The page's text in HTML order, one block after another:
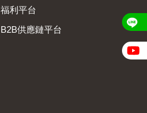
福利平台
B2B供應鏈平台